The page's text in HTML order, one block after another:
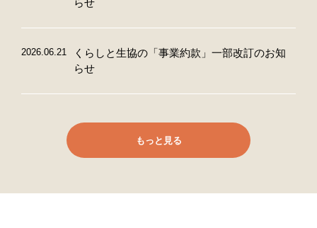
らせ
2026.06.21
くらしと生協の「事業約款」一部改訂のお知
らせ
もっと見る